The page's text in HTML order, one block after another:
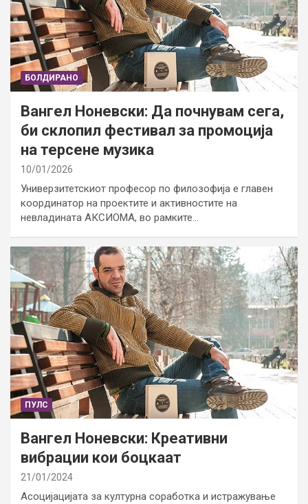
БОЛДИРАНО
Вангел Ноневски: Да почнувам сега,
би склопил фестивал за промоција
на терсене музика
10/01/2026
Универзитетскиот професор по филозофија е главен
координатор на проектите и активностите на
невладината АКСИОМА, во рамките…
ПУЛС
Вангел Ноневски: Креативни
вибрации кои боцкаат
21/01/2024
Асоцијацијата за културна соработка и истражување